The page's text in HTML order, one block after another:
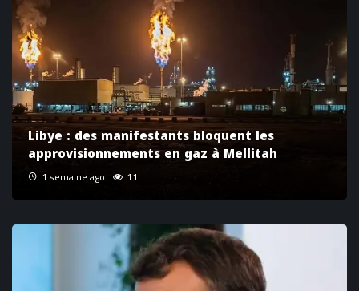
Libye : des manifestants bloquent les
approvisionnements en gaz à Mellitah
1 semaine ago 11